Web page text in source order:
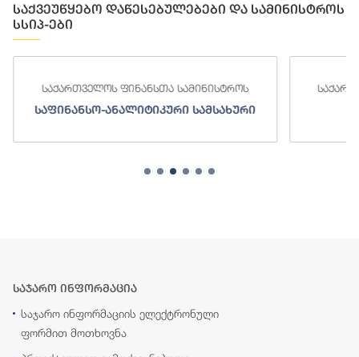
საქვეუწყებო დაწესებულებები და სამინისტროს
სსიპ-ები
საქართველოს ფინანსთა სამინისტროს
საფინანსო-ანალიტიკური სამსახური
საჯარო ინფორმაცია
საჯარო ინფორმაციის ელექტრონული
ფორმით მოთხოვნა